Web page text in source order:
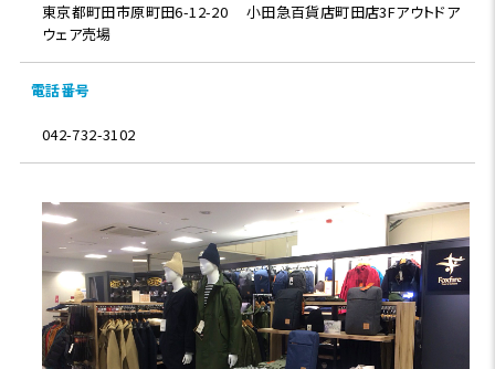
東京都町田市原町田6-12-20 小田急百貨店町田店3Fアウトドア
ウェア売場
電話番号
042-732-3102